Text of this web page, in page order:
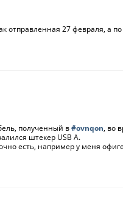
отправленная 27 февраля, а
полученный в#ovnqon, во
штекер USB A.
есть, например у меня